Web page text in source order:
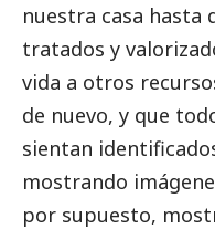
nuestra casa hasta
tratados y
vida a otros
de nuevo, y que
sientan
mostrando
por supuesto,